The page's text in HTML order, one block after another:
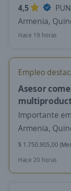
4,5
Armenia,
Hace 19 horas
Empleo
Asesor
Importante
Armenia,
$ 1.750.905,00
Hace 20 horas